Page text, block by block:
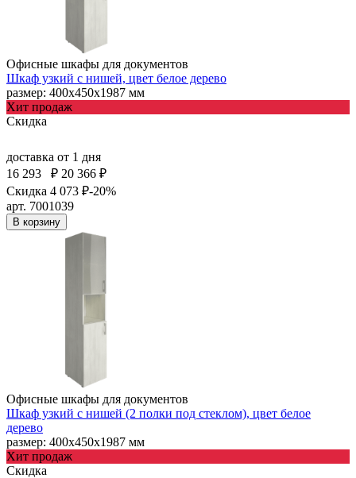
Офисные шкафы для документов
Шкаф узкий с нишей, цвет белое дерево
размер: 400х450х1987 мм
Хит продаж
Скидка
доставка от 1 дня
16 293
₽ 20 366 ₽
Скидка 4 073 ₽-20%
арт. 7001039
В корзину
Офисные шкафы для документов
Шкаф узкий с нишей (2 полки под стеклом), цвет белое
дерево
размер: 400х450х1987 мм
Хит продаж
Скидка